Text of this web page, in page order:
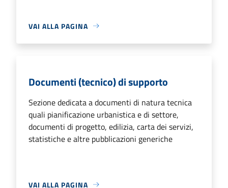
VAI ALLA PAGINA
Documenti (tecnico) di supporto
Sezione dedicata a documenti di natura tecnica
quali pianificazione urbanistica e di settore,
documenti di progetto, edilizia, carta dei servizi,
statistiche e altre pubblicazioni generiche
VAI ALLA PAGINA